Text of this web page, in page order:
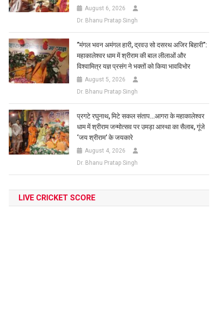
August 6, 2026
Dr. Bhanu Pratap Singh
​”मंगल भवन अमंगल हारी, द्रवउ सो दसरथ अजिर बिहारी”:
महाकालेश्वर धाम में श्रीराम की बाल लीलाओं और
विश्वामित्र यज्ञ प्रसंग ने भक्तों को किया भावविभोर
August 5, 2026
Dr. Bhanu Pratap Singh
प्रगटे रघुनाथ, मिटे सकल संताप…आगरा के महाकालेश्वर
धाम में श्रीराम जन्मोत्सव पर उमड़ा आस्था का सैलाब, गूंजे
‘जय श्रीराम’ के जयकारे
August 4, 2026
Dr. Bhanu Pratap Singh
LIVE CRICKET SCORE